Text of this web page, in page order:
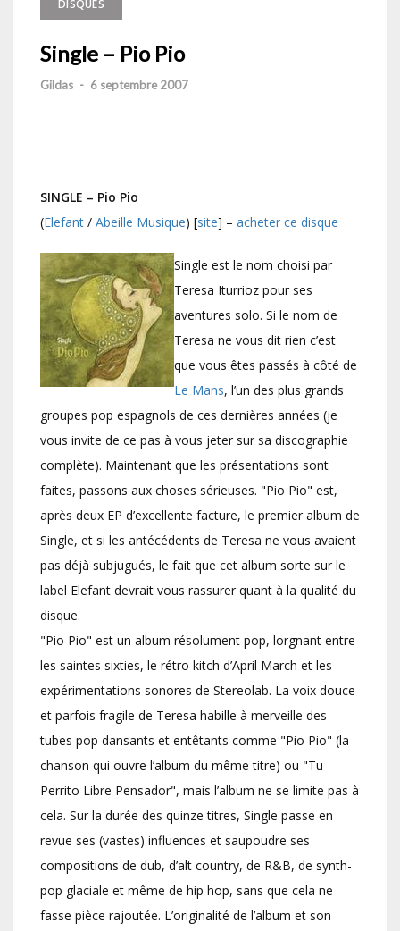
DISQUES
Single – Pio Pio
Gildas - 6 septembre 2007
SINGLE – Pio Pio
(Elefant / Abeille Musique) [site] – acheter ce disque
Single est le nom choisi par
Teresa Iturrioz pour ses
aventures solo. Si le nom de
Teresa ne vous dit rien c’est
que vous êtes passés à côté de
Le Mans, l’un des plus grands
groupes pop espagnols de ces dernières années (je
vous invite de ce pas à vous jeter sur sa discographie
complète). Maintenant que les présentations sont
faites, passons aux choses sérieuses. "Pio Pio" est,
après deux EP d’excellente facture, le premier album de
Single, et si les antécédents de Teresa ne vous avaient
pas déjà subjugués, le fait que cet album sorte sur le
label Elefant devrait vous rassurer quant à la qualité du
disque.
"Pio Pio" est un album résolument pop, lorgnant entre
les saintes sixties, le rétro kitch d’April March et les
expérimentations sonores de Stereolab. La voix douce
et parfois fragile de Teresa habille à merveille des
tubes pop dansants et entêtants comme "Pio Pio" (la
chanson qui ouvre l’album du même titre) ou "Tu
Perrito Libre Pensador", mais l’album ne se limite pas à
cela. Sur la durée des quinze titres, Single passe en
revue ses (vastes) influences et saupoudre ses
compositions de dub, d’alt country, de R&B, de synth-
pop glaciale et même de hip hop, sans que cela ne
fasse pièce rajoutée. L’originalité de l’album et son